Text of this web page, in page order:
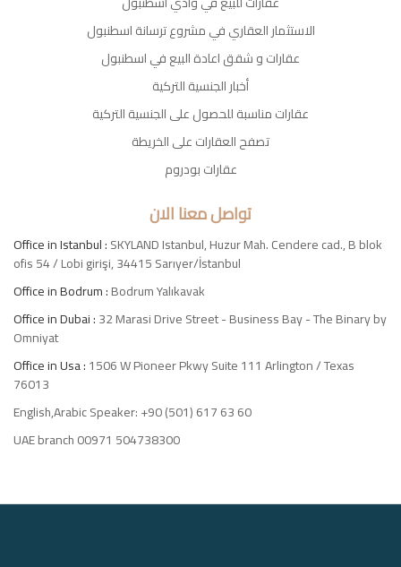
الاستثمار العقاري في مشروع ترسانة اسطنبول
عقارات و شقق اعادة البيع في اسطنبول
أخبار الجنسية التركية
عقارات مناسبة للحصول على الجنسية التركية
تصفح العقارات على الخريطة
عقارات بودروم
تواصل معنا الان
Office in Istanbul :SKYLAND Istanbul, Huzur Mah. Cendere cad., B blok
ofis 54 / Lobi girişi, 34415 Sarıyer/İstanbul
Office in Bodrum :Bodrum Yalıkavak
Office in Dubai :32 Marasi Drive Street - Business Bay - The Binary by
Omniyat
Office in Usa :1506 W Pioneer Pkwy Suite 111 Arlington / Texas
76013
English,Arabic Speaker: +90 (501) 617 63 60
UAE branch 00971 504738300